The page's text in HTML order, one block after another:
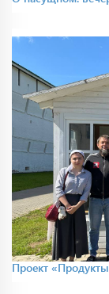
Проект